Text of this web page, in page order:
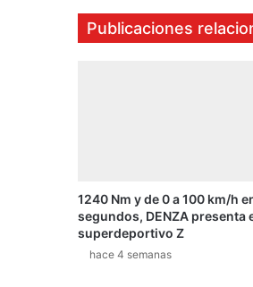
Publicaciones
1240 Nm y de 0 a 100 km/h
segundos, DENZA presenta
superdeportivo Z
hace 4 semanas